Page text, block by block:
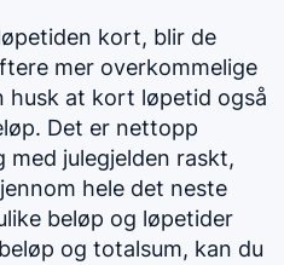
kort, blir de
mer overkommelige
husk at kort løpetid også
Det er nettopp
med julegjelden raskt,
hele det neste
beløp og løpetider
og totalsum, kan du